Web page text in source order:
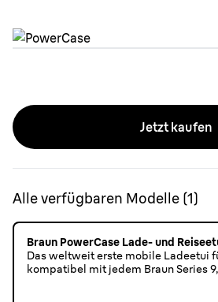
Jetzt kaufen
Alle verfügbaren Modelle (1)
Braun PowerCase Lade- und
Das weltweit erste mobile Ladeetui
kompatibel mit jedem Braun Series